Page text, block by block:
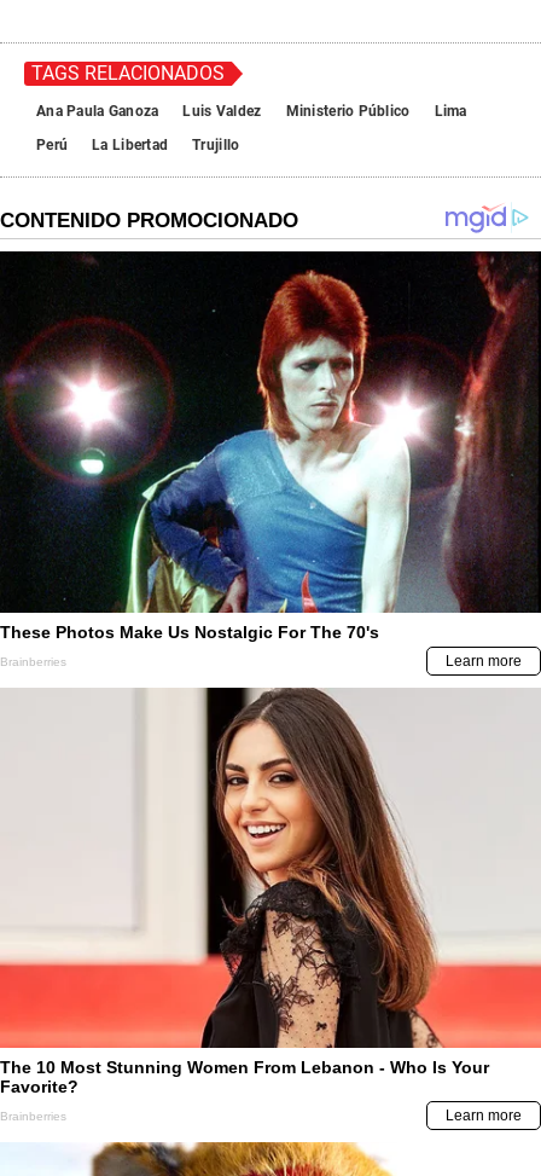
TAGS RELACIONADOS
Ana Paula Ganoza Luis Valdez Ministerio Público
Lima
Perú
La Libertad Trujillo